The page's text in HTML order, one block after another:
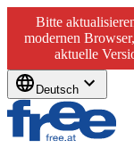
Bitte
modernen
aktuelle
Deutsch